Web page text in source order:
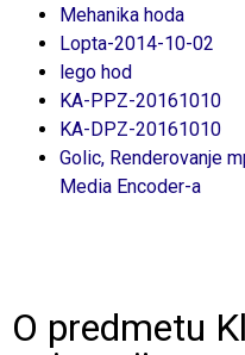
Mehanika hoda
Lopta-2014-10-02
lego hod
KA-PPZ-20161010
KA-DPZ-20161010
Golic, Renderovanje
Media Encoder-a
O predmetu